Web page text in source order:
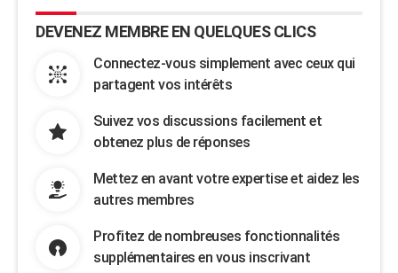
DEVENEZ MEMBRE EN QUELQUES CLICS
Connectez-vous simplement avec ceux qui
partagent vos intérêts
Suivez vos discussions facilement et
obtenez plus de réponses
Mettez en avant votre expertise et aidez les
autres membres
Profitez de nombreuses fonctionnalités
supplémentaires en vous inscrivant